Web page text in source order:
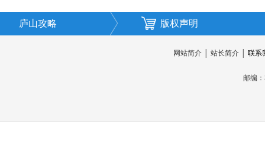
庐山攻略 版权声明
网站简介│ 站长简介│ 联系
邮编